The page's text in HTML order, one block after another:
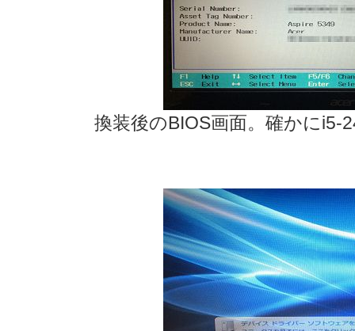
換装後のBIOS画面。確かにi5-